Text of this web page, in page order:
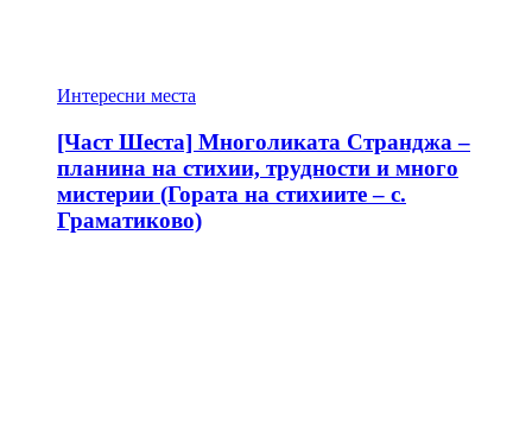
Интересни места
[Част Шеста] Многоликата Странджа –
планина на стихии, трудности и много
мистерии (Гората на стихиите – с.
Граматиково)